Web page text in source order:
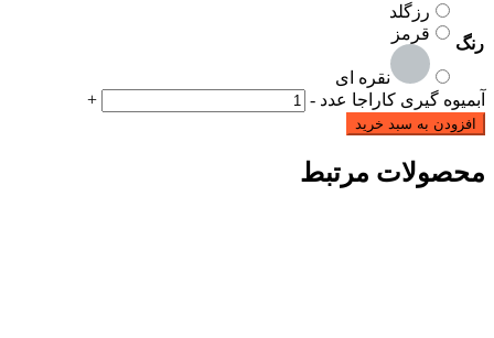
رنگ
رزگلد
قرمز
نقره ای
آبمیوه گیری کاراجا عدد -
+
افزودن به سبد خرید
محصولات مرتبط